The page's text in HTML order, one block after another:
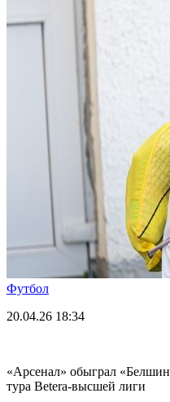
Футбол
20.04.26 18:34
«Арсенал» обыграл
тура Betera-высшей лиги